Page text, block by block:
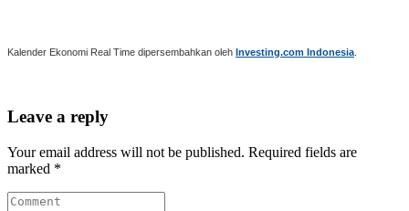
Kalender Ekonomi Real Time dipersembahkan oleh Investing.com Indonesia
Leave a reply
Your email address will not be published. Required fields are
marked *